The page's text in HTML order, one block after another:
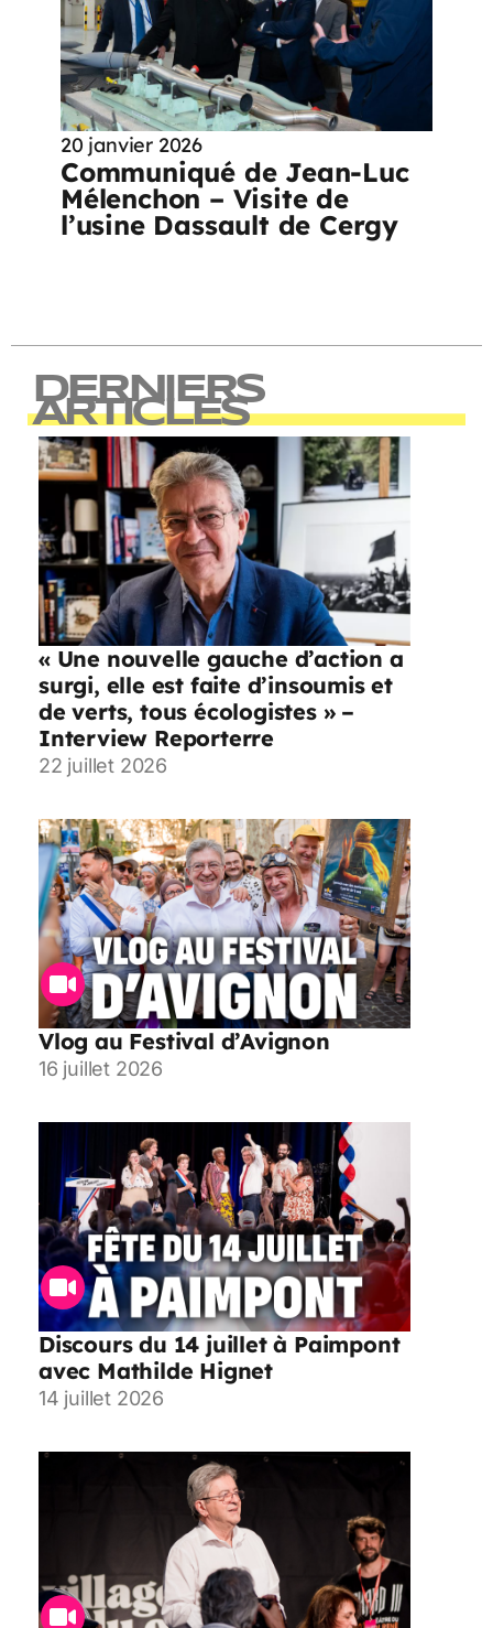
20 janvier 2026
Communiqué de Jean-Luc
Mélenchon – Visite de
l’usine Dassault de Cergy
DERNIERS
ARTICLES
« Une nouvelle gauche d’action a
surgi, elle est faite d’insoumis et
de verts, tous écologistes » –
Interview Reporterre
22 juillet 2026
Vlog au Festival d’Avignon
16 juillet 2026
Discours du 14 juillet à Paimpont
avec Mathilde Hignet
14 juillet 2026